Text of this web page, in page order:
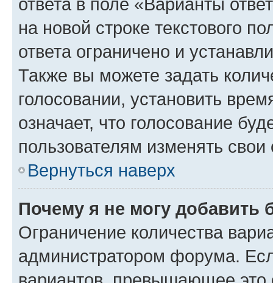
на новой строке текстового
ответа ограничено и
Также вы можете задать
голосовании, установить
означает, что голосование
пользователям изменять свои
Вернуться наверх
Почему я не могу добавить
Ограничение количества
администратором форума.